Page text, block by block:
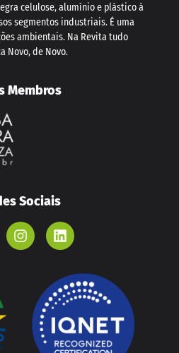
celulose, alumínio e plástico à
segmentos industriais. É uma
ambientais. Na Revita tudo
Novo, de Novo.
Membros
Sociais